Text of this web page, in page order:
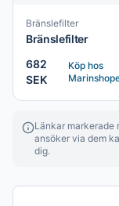
Bränslefilter
Bränslefilter
682
SEK
Köp hos
Länkar markerade
ansöker via dem
dig.